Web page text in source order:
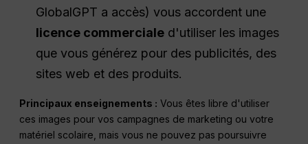
GlobalGPT a accès) vous accordent une
licence commerciale d'utiliser les images
que vous générez pour des publicités, des
sites web et des produits.
Principaux enseignements : Vous êtes libre d'utiliser
ces images pour vos campagnes de marketing ou votre
matériel scolaire, mais vous ne pouvez pas poursuivre